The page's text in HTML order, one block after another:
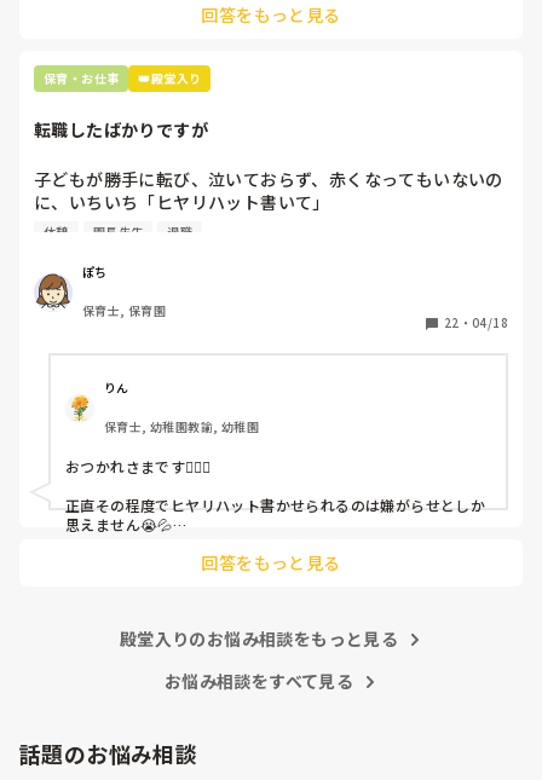
て貰い、主任に報告してます。
回答をもっと見る
保育・お仕事 👑殿堂入り
転職したばかりですが
子どもが勝手に転び、泣いておらず、赤くなってもいないの
に、いちいち「ヒヤリハット書いて」
と書かされ
（そう言う本人は書かない）
しかも、上司に↑この内容でも
ちゃんと考えて対策を練って書き込むようにと。
呼ばれて一緒に対策を考えさせられること多数
これだけで30〜40分拘束されて辛いです
皆さんの園はどうですか?
休憩 園長先生 退職
ぽち
保育士, 保育園
22 ・ 04/18
りん
保育士, 幼稚園教諭, 幼稚園
おつかれさまです🙇🏻‍♀️
正直その程度でヒヤリハット書かせられるのは嫌がらせとしか
思えません😭💦
回答をもっと見る
殿堂入りのお悩み相談をもっと見る
お悩み相談をすべて見る
話題のお悩み相談